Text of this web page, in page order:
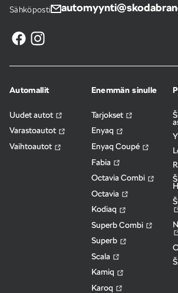
Sähköposti
Automallit
Uudet autot
Varastoautot
Vaihtoautot
Enemmän sinulle
Tarjokset
Enyaq
Enyaq Coupé
Fabia
Octavia Combi
Octavia
Kodiaq
Superb Combi
Superb
Scala
Kamiq
Karoq